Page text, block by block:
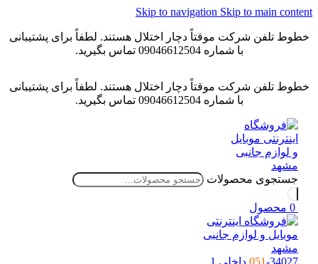
Skip to navigation Skip to main content
خطوط تلفن شرکت موقتاً دچار اختلال هستند. لطفاً برای پشتیبانی
با شماره 09046612504 تماس بگیرید.
خطوط تلفن شرکت موقتاً دچار اختلال هستند. لطفاً برای پشتیبانی
با شماره 09046612504 تماس بگیرید.
جستجوی محصولات
0 محصول
051-34027 داخلی 1